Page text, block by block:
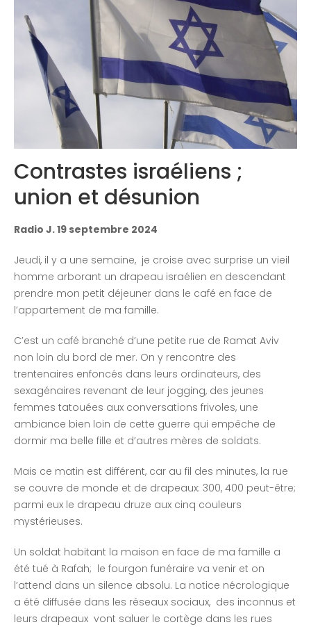
Contactez-nous
Congrès 2018
Congrès 2019
Congrès 2020
Contrastes israéliens ;
union et désunion
Radio J. 19 septembre 2024
Jeudi, il y a une semaine, je croise avec surprise un vieil
homme arborant un drapeau israélien en descendant
prendre mon petit déjeuner dans le café en face de
l’appartement de ma famille.
C’est un café branché d’une petite rue de Ramat Aviv
non loin du bord de mer. On y rencontre des
trentenaires enfoncés dans leurs ordinateurs, des
sexagénaires revenant de leur jogging, des jeunes
femmes tatouées aux conversations frivoles, une
ambiance bien loin de cette guerre qui empêche de
dormir ma belle fille et d’autres mères de soldats.
Mais ce matin est différent, car au fil des minutes, la rue
se couvre de monde et de drapeaux: 300, 400 peut-être;
parmi eux le drapeau druze aux cinq couleurs
mystérieuses.
Un soldat habitant la maison en face de ma famille a
été tué à Rafah; le fourgon funéraire va venir et on
l’attend dans un silence absolu. La notice nécrologique
a été diffusée dans les réseaux sociaux, des inconnus et
leurs drapeaux vont saluer le cortège dans les rues